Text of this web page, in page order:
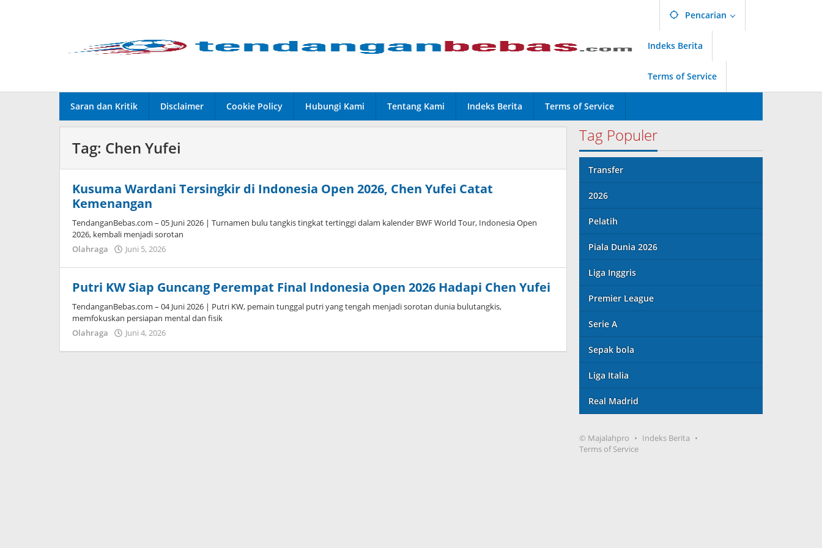
Pencarian
Indeks Berita
Terms of Service
Saran dan Kritik Disclaimer Cookie Policy Hubungi Kami Tentang Kami Indeks Berita Terms of Service
Tag: Chen Yufei
Kusuma Wardani Tersingkir di Indonesia Open 2026, Chen Yufei Catat
Kemenangan
TendanganBebas.com – 05 Juni 2026 | Turnamen bulu tangkis tingkat tertinggi dalam kalender BWF World Tour, Indonesia Open
2026, kembali menjadi sorotan
Olahraga
Juni 5, 2026
Putri KW Siap Guncang Perempat Final Indonesia Open 2026 Hadapi Chen Yufei
TendanganBebas.com – 04 Juni 2026 | Putri KW, pemain tunggal putri yang tengah menjadi sorotan dunia bulutangkis,
memfokuskan persiapan mental dan fisik
Olahraga
Juni 4, 2026
Tag Populer
Transfer
2026
Pelatih
Piala Dunia 2026
Liga Inggris
Premier League
Serie A
Sepak bola
Liga Italia
Real Madrid
© Majalahpro
Indeks Berita
Terms of Service